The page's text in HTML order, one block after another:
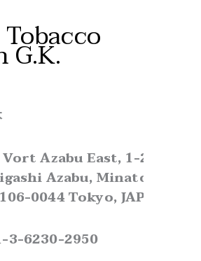
Guyane
(0) 594 29 63 94
聯合酋長國
G.K.
Azabu East, 1-25-
Azabu, Minato-
0044 Tokyo, JAPAN
3-6230-2950